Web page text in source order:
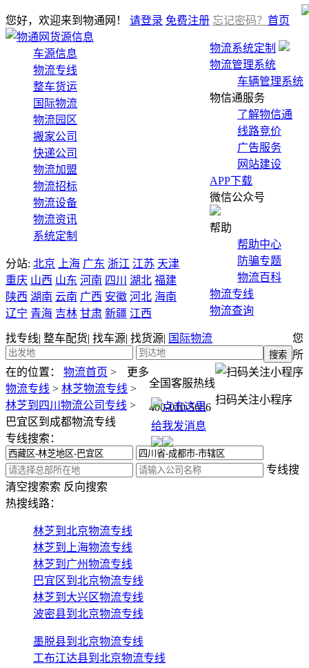
您好，欢迎来到物通网！ 请登录 免费注册 忘记密码？
物流系统定制
物流管理系统
车辆管理系统
物信通服务
了解物信通
线路竞价
广告服务
网站建设
APP下载
微信公众号
帮助
帮助中心
防骗专题
物流百科
物流专线
物流查询
找专线| 整车配货| 找车源| 找货源| 国际物流
全国客服热线
400-010-5656
扫码关注小程序
首页
货源信息
车源信息
物流专线
整车货运
国际物流
物流园区
搬家公司
快递公司
物流加盟
物流招标
物流设备
物流资讯
系统定制
分站: 北京 上海 广东 浙江 江苏 天津
重庆 山西 山东 河南 四川 湖北 福建
陕西 湖南 云南 广西 安徽 河北 海南
辽宁 青海 吉林 甘肃 新疆 江西
更多
您
所
在的位置：
物流首页 >
物流专线 > 林芝物流专线 >
林芝到四川物流公司专线 >
巴宜区到成都物流专线
专线搜索：
专线搜
索 反向搜索
清空搜索
热搜线路：
林芝到北京物流专线
林芝到上海物流专线
林芝到广州物流专线
巴宜区到北京物流专线
林芝到大兴区物流专线
波密县到北京物流专线
墨脱县到北京物流专线
工布江达县到北京物流专线